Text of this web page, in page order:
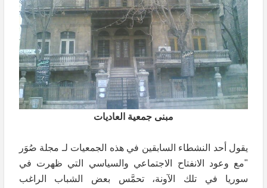
مبنى جمعية العاديات
يقول أحد النشطاء السابقين في هذه الجمعيات لـ مجلة صُوَر
"مع وعود الانفتاح الاجتماعي والسياسي التي ظهرت في
سوريا في تلك الآونة، تحمَّس بعض الشباب الراغب